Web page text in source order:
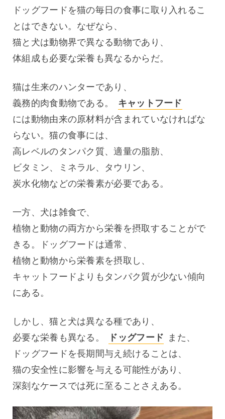
ドッグフードを猫の毎日の食事に取り入れるこ
とはできない。なぜなら、
猫と犬は動物界で異なる動物であり、
体組成も必要な栄養も異なるからだ。
猫は生来のハンターであり、
義務的肉食動物である。
キャットフード
には動物由来の原材料が含まれていなければな
らない。猫の食事には、
高レベルのタンパク質、適量の脂肪、
ビタミン、ミネラル、タウリン、
炭水化物などの栄養素が必要である。
一方、犬は雑食で、
植物と動物の両方から栄養を摂取することがで
きる。ドッグフードは通常、
植物と動物から栄養素を摂取し、
キャットフードよりもタンパク質が少ない傾向
にある。
しかし、猫と犬は異なる種であり、
必要な栄養も異なる。
ドッグフード
また、
ドッグフードを長期間与え続けることは、
猫の安全性に影響を与える可能性があり、
深刻なケースでは死に至ることさえある。